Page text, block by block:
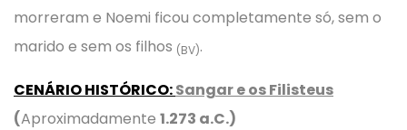
morreram e Noemi ficou completamente só, sem o
marido e sem os filhos (BV).
CENÁRIO HISTÓRICO:Sangar e os Filisteus
(Aproximadamente 1.273 a.C.)